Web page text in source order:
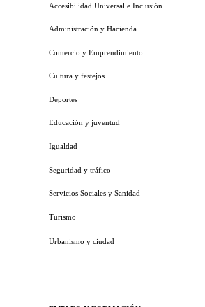
Accesibilidad Universal e Inclusión
Administración y Hacienda
Comercio y Emprendimiento
Cultura y festejos
Deportes
Educación y juventud
Igualdad
Seguridad y tráfico
Servicios Sociales y Sanidad
Turismo
Urbanismo y ciudad